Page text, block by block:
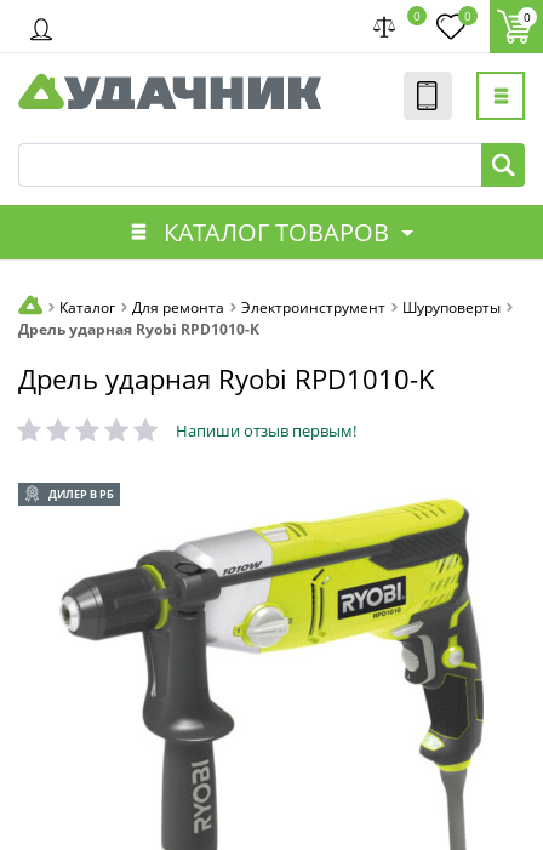
0 0 0
КАТАЛОГ ТОВАРОВ
Каталог Для ремонта Электроинструмент
Шуруповерты
Дрель ударная Ryobi RPD1010-K
Дрель ударная Ryobi RPD1010-K
Напиши отзыв первым!
ДИЛЕР В РБ